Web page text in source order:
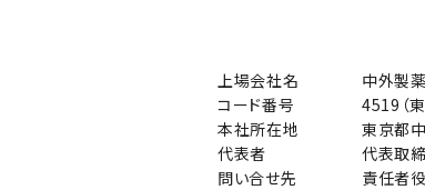
上場会社名
中外製
コード番号
4519（東
本社所在地
東京都
代表者
代表取
問い合せ先
責任者